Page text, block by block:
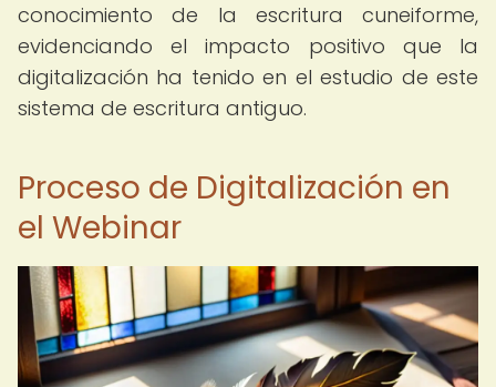
conocimiento de la escritura cuneiforme,
evidenciando el impacto positivo que la
digitalización ha tenido en el estudio de este
sistema de escritura antiguo.
Proceso de Digitalización en
el Webinar